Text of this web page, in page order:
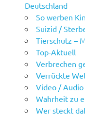
Deutschland
So werben
Suizid /
Tierschutz –
Top-Aktuell
Verbrechen
Verrückte
Video / Audio
Wahrheit zu
Wer steckt